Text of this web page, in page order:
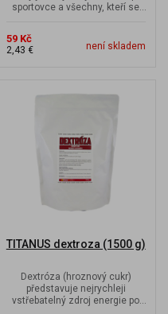
sportovce a všechny, kteří se
59 Kč
2,43 € není skladem
TITANUS dextroza (1500 g)
Dextróza (hroznový cukr)
představuje nejrychleji
vstřebatelný zdroj energie po